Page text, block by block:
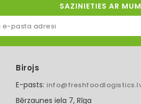
SAZINIETIES AR
Birojs
E-pasts:
Bērzaunes iela 7, Rīga